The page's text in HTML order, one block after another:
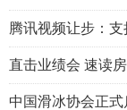
腾讯视频让步：支
直击业绩会 速读房
中国滑冰协会正式